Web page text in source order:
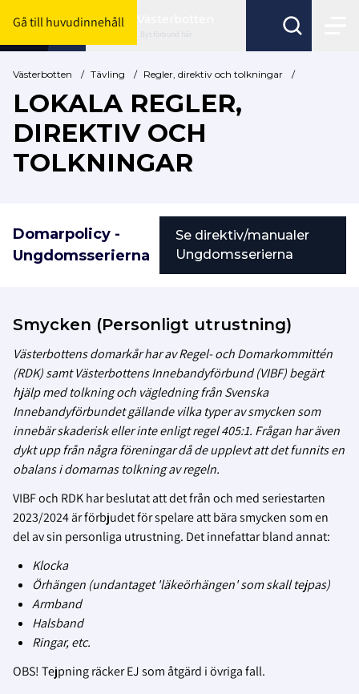
Gå till huvudinnehåll
Byt förbund här
Västerbotten / Tävling / Regler, direktiv och tolkningar /
LOKALA REGLER,
DIREKTIV OCH
TOLKNINGAR
Domarpolicy -
Ungdomsserierna
Se direktiv/manualer
Ungdomsserierna
Smycken (Personligt utrustning)
Västerbottens domarkår har av Regel- och Domarkommittén
(RDK) samt Västerbottens Innebandyförbund (VIBF) begärt
hjälp med tolkning och vägledning från Svenska
Innebandyförbundet gällande vilka typer av smycken som
innebär skaderisk eller inte enligt regel 405:1. Frågan har även
dykt upp från några föreningar då de upplevt att det funnits en
obalans i domarnas tolkning av regeln.
VIBF och RDK har beslutat att det från och med seriestarten
2023/2024 är förbjudet för spelare att bära smycken som en
del av sin personliga utrustning. Det innefattar bland annat:
Klocka
Örhängen (undantaget 'läkeörhängen' som skall tejpas)
Armband
Halsband
Ringar, etc.
OBS! Tejpning räcker EJ som åtgärd i övriga fall.